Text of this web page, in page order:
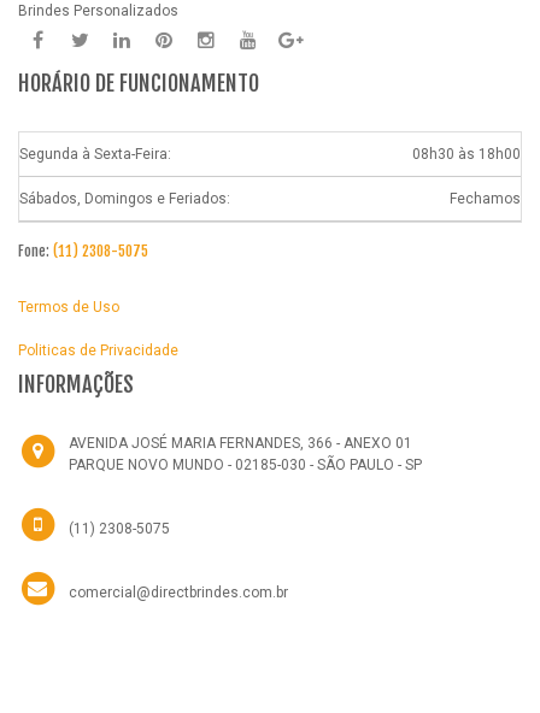
Brindes Personalizados
HORÁRIO DE FUNCIONAMENTO
Segunda à Sexta-Feira: 08h30 às 18h00
Sábados, Domingos e Feriados: Fechamos
Fone: (11) 2308-5075
Termos de Uso
Politicas de Privacidade
INFORMAÇÕES
AVENIDA JOSÉ MARIA FERNANDES, 366 - ANEXO 01
PARQUE NOVO MUNDO - 02185-030 - SÃO PAULO - SP
(11) 2308-5075
comercial@directbrindes.com.br